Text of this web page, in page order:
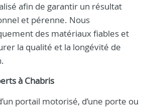
afin de garantir un résultat
et pérenne. Nous
des matériaux fiables et
la qualité et la longévité de
à Chabris
portail motorisé, d’une porte ou